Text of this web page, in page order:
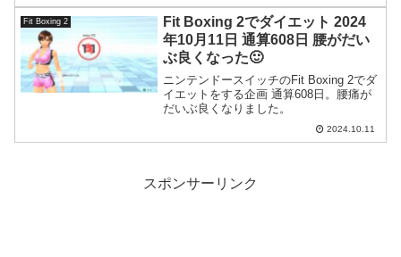
Fit Boxing 2
Fit Boxing 2でダイエット 2024
年10月11日 通算608日 腰がだい
ぶ良くなった🙂
ニンテンドースイッチのFit Boxing 2でダ
イエットをする企画 通算608日。腰痛が
だいぶ良くなりました。
2024.10.11
スポンサーリンク